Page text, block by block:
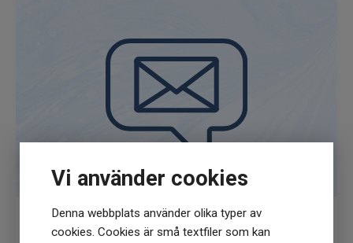
Vi använder cookies
Denna webbplats använder olika typer av
cookies. Cookies är små textfiler som kan